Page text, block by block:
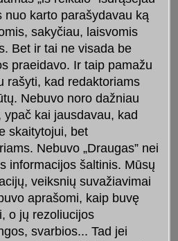
nuo karto parašydavau ką
sakyčiau, laisvomis
Bet ir tai ne visada be
praeidavo. Ir taip pamažu
rašyti, kad redaktoriams
Nebuvo noro dažniau
ypač kai jausdavau, kad
skaitytojui, bet
Nebuvo „Draugas” nei
informacijos šaltinis. Mūsų
veiksnių suvažiavimai
aprašomi, kaip buvę
o jų rezoliucijos
svarbios... Tad jei